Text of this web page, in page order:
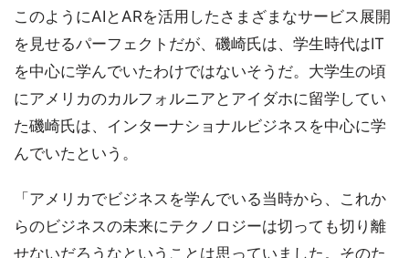
このようにAIとARを活用したさまざまなサービス展開
を見せるパーフェクトだが、磯崎氏は、学生時代はIT
を中心に学んでいたわけではないそうだ。大学生の頃
にアメリカのカルフォルニアとアイダホに留学してい
た磯崎氏は、インターナショナルビジネスを中心に学
んでいたという。
「アメリカでビジネスを学んでいる当時から、これか
らのビジネスの未来にテクノロジーは切っても切り離
せないだろうなということは思っていました。そのた